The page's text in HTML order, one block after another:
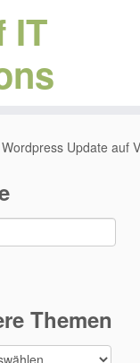
IT
Wordpress Update auf
Themen